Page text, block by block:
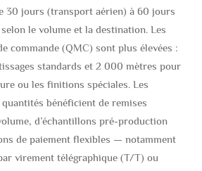
30 jours (transport aérien) à 60 jours
le volume et la destination. Les
commande (QMC) sont plus élevées :
standards et 2 000 mètres pour
ou les finitions spéciales. Les
bénéficient de remises
d’échantillons pré-production
de paiement flexibles — notamment
virement télégraphique (T/T) ou